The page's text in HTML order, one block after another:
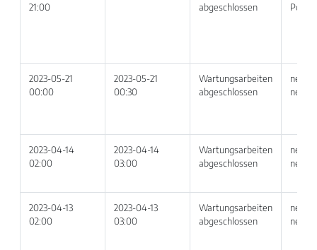
21:00
abgeschlossen
Portal
2023-05-21
00:00
2023-05-21
00:30
Wartungsarbeiten
abgeschlossen
2023-04-14
02:00
2023-04-14
03:00
Wartungsarbeiten
abgeschlossen
2023-04-13
02:00
2023-04-13
03:00
Wartungsarbeiten
abgeschlossen